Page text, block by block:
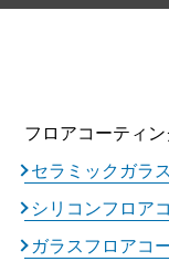
フロアコーティン
セラミックガラ
シリコンフロア
ガラスフロアコ